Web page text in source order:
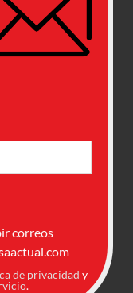
correos
de privacidad y
.